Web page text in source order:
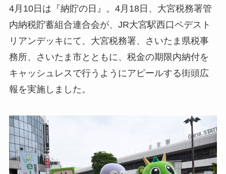
4月10日は『納貯の日』。4月18日、大宮税務署管
内納税貯蓄組合連合会が、JR大宮駅西口ペデスト
リアンデッキにて、大宮税務署、さいたま県税事
務所、さいたま市とともに、税金の期限内納付を
キャッシュレスで行うようにアピールする街頭広
報を実施しました。